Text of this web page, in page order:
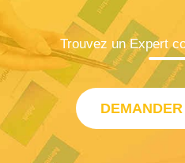
Trouvez un Expert